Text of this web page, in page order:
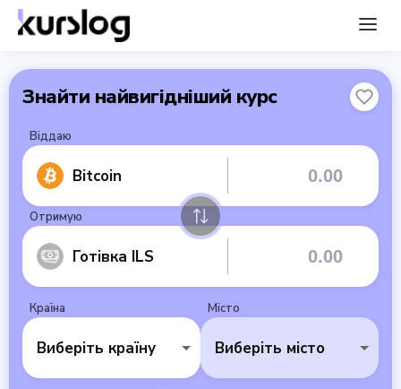
Знайти найвигідніший курс
Віддаю
Bitcoin
Отримую
Готівка ILS
Країна
Виберіть країну
Місто
Виберіть місто